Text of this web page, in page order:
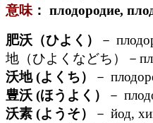
意味 ： плодородие,
肥沃（ひよく）
－
地（ひよくなどち）－
沃地 (よくち）
－
豊沃 (ほうよく）
－
沃素 (ようそ）
－ йод,